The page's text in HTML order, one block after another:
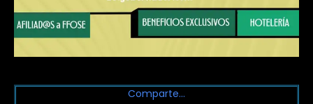
Comparte…